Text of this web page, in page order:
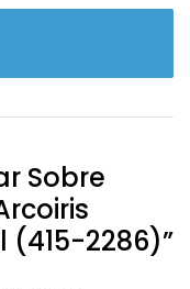
Sobre
(415-2286)”